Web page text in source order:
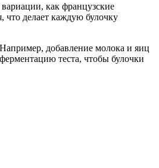
как французские
что делает каждую булочку
добавление молока и яиц
теста, чтобы булочки